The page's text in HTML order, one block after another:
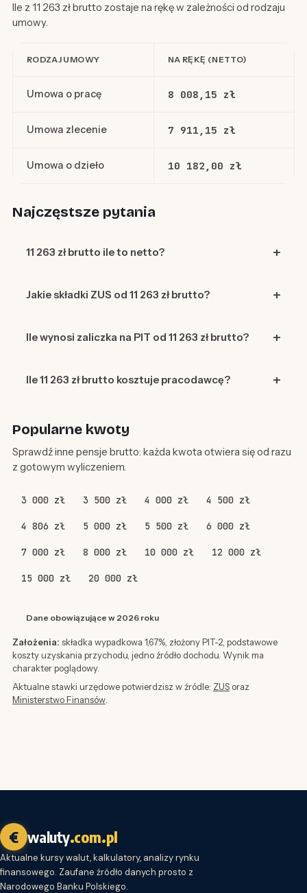
Ile z 11 263 zł brutto zostaje na rękę w zależności od rodzaju
umowy.
RODZAJ UMOWY NA RĘKĘ (NETTO)
Umowa o pracę 8 008,15 zł
Umowa zlecenie 7 911,15 zł
Umowa o dzieło 10 182,00 zł
Najczęstsze pytania
11 263 zł brutto ile to netto?
Jakie składki ZUS od 11 263 zł brutto?
Ile wynosi zaliczka na PIT od 11 263 zł brutto?
Ile 11 263 zł brutto kosztuje pracodawcę?
Popularne kwoty
Sprawdź inne pensje brutto: każda kwota otwiera się od razu
z gotowym wyliczeniem.
3 000 zł 3 500 zł 4 000 zł 4 500 zł
4 806 zł 5 000 zł 5 500 zł 6 000 zł
7 000 zł 8 000 zł 10 000 zł 12 000 zł
15 000 zł 20 000 zł
Dane obowiązujące w 2026 roku
Założenia: składka wypadkowa 1,67%, złożony PIT-2, podstawowe
koszty uzyskania przychodu, jedno źródło dochodu. Wynik ma
charakter poglądowy.
Aktualne stawki urzędowe potwierdzisz w źródle: ZUSoraz
Ministerstwo Finansów.
€ waluty.com.pl
Aktualne kursy walut, kalkulatory, analizy rynku
finansowego. Zaufane źródło danych prosto z
Narodowego Banku Polskiego.